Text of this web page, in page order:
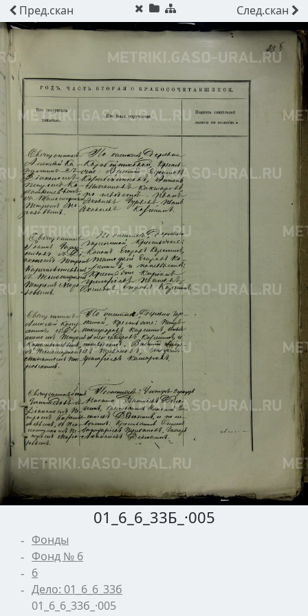
Пред.скан След.скан
01_6_6_33Б_·005
Фонды
Фонд № 6
6
Дело: 01_6_6_33б
01_6_6_33б_·005